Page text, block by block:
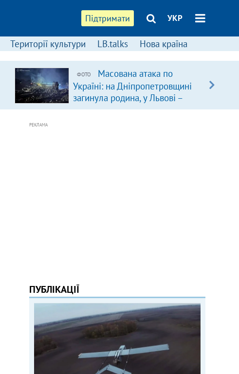
Підтримати УКР
Території культури LB.talks Нова країна
ФОТО
Масована атака по
Україні: на Дніпропетровщині
загинула родина, у Львові –
удар по багатоповерхівках
РЕКЛАМА
ПУБЛІКАЦІЇ